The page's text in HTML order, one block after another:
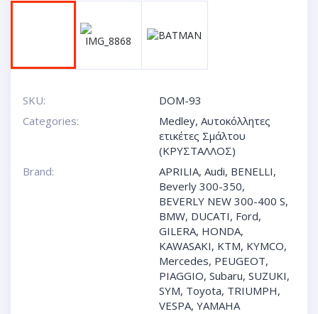
SKU:
DOM-93
Categories:
Medley, Αυτοκόλλητες
ετικέτες Σμάλτου
(ΚΡΥΣΤΑΛΛΟΣ)
Brand:
APRILIA, Audi, BENELLI,
Beverly 300-350,
BEVERLY NEW 300-400 S,
BMW, DUCATI, Ford,
GILERA, HONDA,
KAWASAKI, KTM, KYMCO,
Mercedes, PEUGEOT,
PIAGGIO, Subaru, SUZUKI,
SYM, Toyota, TRIUMPH,
VESPA, YAMAHA